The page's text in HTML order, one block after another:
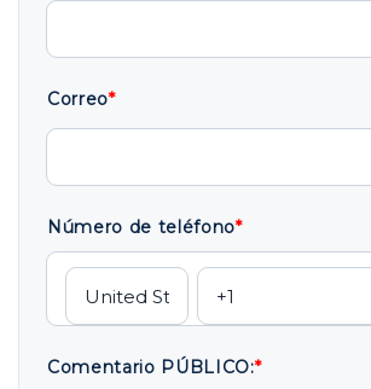
Correo*
Número de teléfono*
Comentario PÚBLICO:*